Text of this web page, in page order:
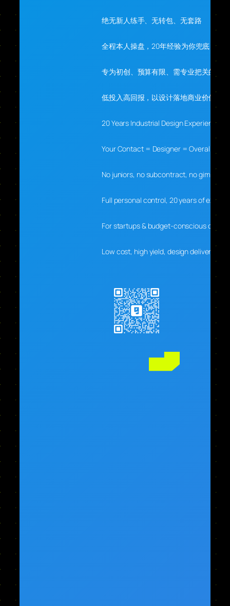
绝无新人练手、无转包、无套路
全程本人操盘，20年经验为你兜底
专为初创、预算有限、需专业把关的你
低投入高回报，以设计落地商业价值
20 Years Industrial Design Experience
Your Contact = Designer = Overall Lead
No juniors, no subcontract, no gimmicks
Full personal control, 20 years of
For startups & budget-conscious clients
Low cost, high yield, design delivers